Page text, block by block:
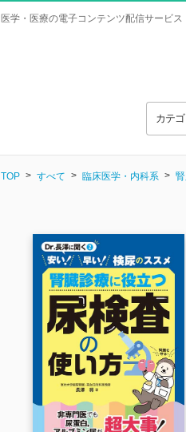
医学・医療の電子コンテンツ配信サービス
カテ
TOP すべて 臨床医学・内科系